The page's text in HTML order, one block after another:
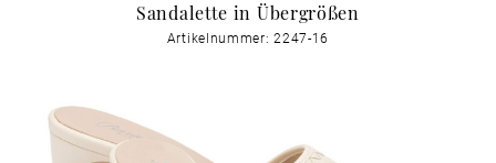
Sandalette in Übergrößen
Artikelnummer: 2247-16